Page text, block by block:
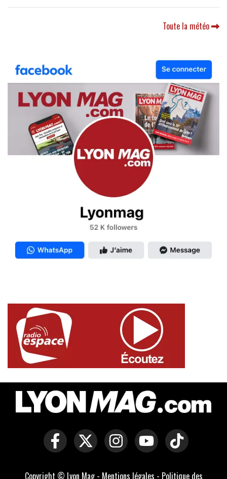
Toute la météo
Copyright © Lyon Mag - Mentions légales - Politique des